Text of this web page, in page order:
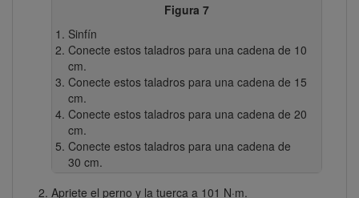
Figura 7
Sinfín
Conecte estos taladros para una cadena de 10
cm.
Conecte estos taladros para una cadena de 15
cm.
Conecte estos taladros para una cadena de 20
cm.
Conecte estos taladros para una cadena de
30 cm.
Apriete el perno y la tuerca a 101 N·m.